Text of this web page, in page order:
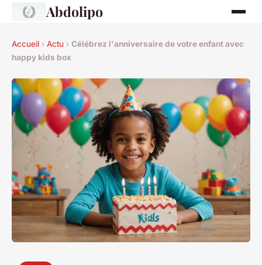
Abdolipo
Accueil › Actu › Célébrez l'anniversaire de votre enfant avec
happy kids box